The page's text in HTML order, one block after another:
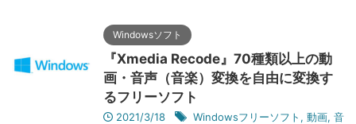
Windowsソフト
『Xmedia Recode』70種類以上の動
画・音声（音楽）変換を自由に変換す
るフリーソフト
2021/3/18 Windowsフリーソフト , 動画, 音